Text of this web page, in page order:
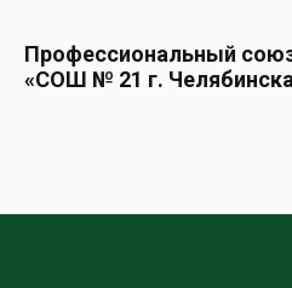
Профессиональный
«СОШ № 21 г.